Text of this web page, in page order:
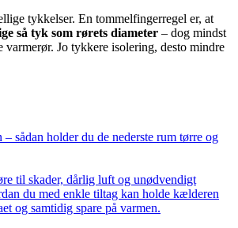
tykkelser. En tommelfingerregel er, at
så tyk som rørets diameter – dog mindst
varmerør. Jo tykkere isolering, desto mindre
sådan holder du de nederste rum tørre og
til skader, dårlig luft og unødvendigt
du med enkle tiltag kan holde kælderen
og samtidig spare på varmen.